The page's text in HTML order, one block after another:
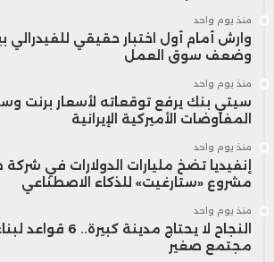
هذا التحول يعكس اتجاهًا أوسع
الاقتصادية الأمريكية، حيث
من دور المنظم الخارجي إلى
ملكية بعض الشركات
ففي عام 2025، استحوذت
صفقة دعم وتمويل، كما فرضت
منذ يوم واحد
وارش أمام أول اختبار حقيقي
وضعف سوق العمل
منذ يوم واحد
سيتي بنك يرفع توقعاته لأسعار برنت
المفاوضات الأميركية الإيرانية
منذ يوم واحد
إنفيديا تضخ مليارات الدولارات في
مشروع «ستارغيت» للذكاء الاصطناعي
منذ يوم واحد
النجاح لا يحتاج
مجتمع صغير